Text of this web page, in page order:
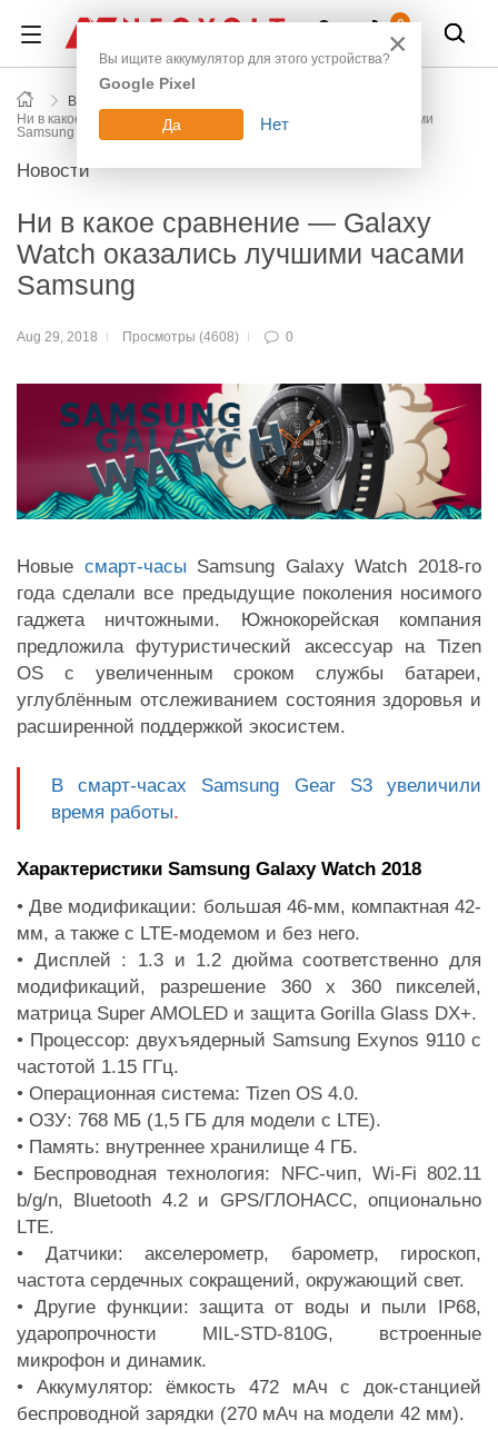
0
Все новости блога
Ни в какое сравнение — Galaxy Watch оказались лучшими часами
Samsung
Новости
Ни в какое сравнение — Galaxy
Watch оказались лучшими часами
Samsung
Aug 29, 2018 Просмотры (4608) 0
Новые смарт-часы Samsung Galaxy Watch 2018-го
года сделали все предыдущие поколения носимого
гаджета ничтожными. Южнокорейская компания
предложила футуристический аксессуар на Tizen
OS с увеличенным сроком службы батареи,
углублённым отслеживанием состояния здоровья и
расширенной поддержкой экосистем.
В смарт-часах Samsung Gear S3 увеличили
время работы.
Характеристики Samsung Galaxy Watch 2018
• Две модификации: большая 46-мм, компактная 42-
мм, а также с LTE-модемом и без него.
• Дисплей : 1.3 и 1.2 дюйма соответственно для
модификаций, разрешение 360 x 360 пикселей,
матрица Super AMOLED и защита Gorilla Glass DX+.
• Процессор: двухъядерный Samsung Exynos 9110 с
частотой 1.15 ГГц.
• Операционная система: Tizen OS 4.0.
• ОЗУ: 768 МБ (1,5 ГБ для модели с LTE).
• Память: внутреннее хранилище 4 ГБ.
• Беспроводная технология: NFC-чип, Wi-Fi 802.11
b/g/n, Bluetooth 4.2 и GPS/ГЛОНАСС, опционально
LTE.
• Датчики: акселерометр, барометр, гироскоп,
частота сердечных сокращений, окружающий свет.
• Другие функции: защита от воды и пыли IP68,
ударопрочности MIL-STD-810G, встроенные
микрофон и динамик.
• Аккумулятор: ёмкость 472 мАч с док-станцией
беспроводной зарядки (270 мАч на модели 42 мм).
×
Вы ищите аккумулятор для этого устройства?
Google Pixel
Да Нет